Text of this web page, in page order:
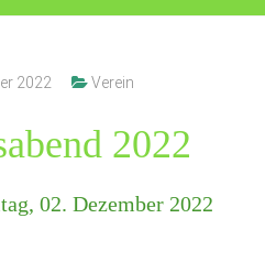
2022 Verein
2022
02. Dezember 2022